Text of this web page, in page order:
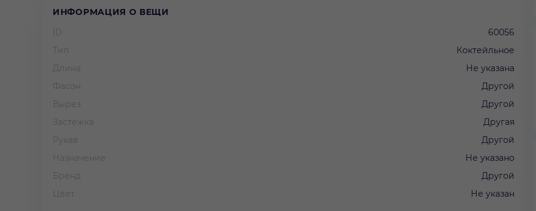
ИНФОРМАЦИЯ О ВЕЩИ
ID
60056
Тип
Коктейльное
Длина
Не указана
Фасон
Другой
Вырез
Другой
Застежка
Другая
Рукав
Другой
Назначение
Не указано
Бренд
Другой
Цвет
Не указан